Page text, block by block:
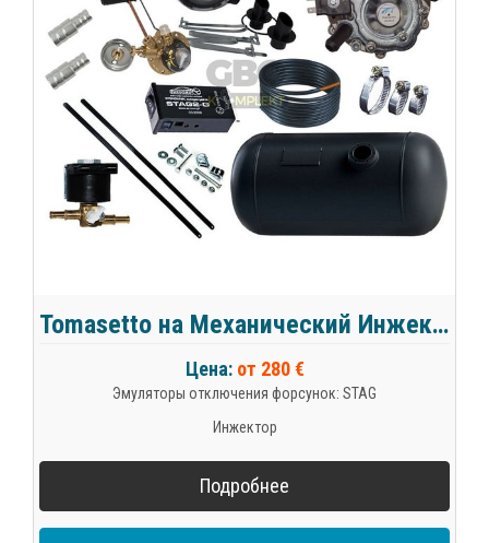
Tomasetto на Механический Инжектор
Цена: от 280 €
Эмуляторы отключения форсунок: STAG
Инжектор
Подробнее